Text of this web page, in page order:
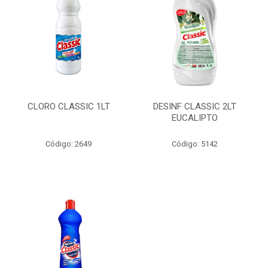
CLORO CLASSIC 1LT
Código: 2649
DESINF CLASSIC 2LT
EUCALIPTO
Código: 5142